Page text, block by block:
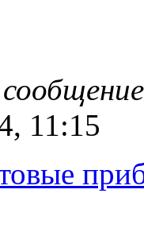
11:15